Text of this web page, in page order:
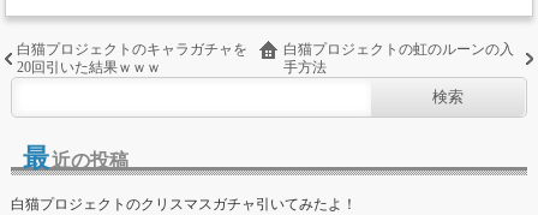
白猫プロジェクトのキャラガチャを
20回引いた結果ｗｗｗ
白猫プロジェクトの虹のルーンの入
手方法
最近の投稿
白猫プロジェクトのクリスマスガチャ引いてみたよ！